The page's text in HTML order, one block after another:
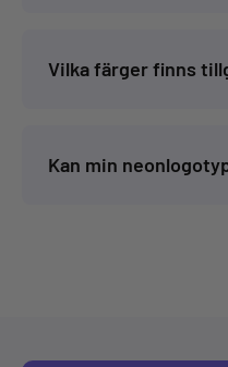
Vilka färger finns
Kan min